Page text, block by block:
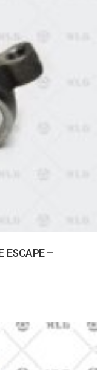
ESCAPE –